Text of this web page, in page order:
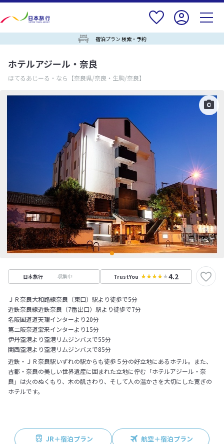
宿泊プラン 検索・予約
ホテルアジール・奈良
ほてるあじーる・なら 【奈良県/奈良・生駒/奈良】
日本旅行 収集中 TrustYou 4.2
ＪＲ奈良大和路線奈良（東口）駅より徒歩で5分
近鉄奈良線近鉄奈良（7番出口）駅より徒歩で7分
名阪国道道天理インターより20分
第二阪奈道宝来インターより15分
伊丹空港より空港リムジンバスで55分
関西空港より空港リムジンバスで85分
近鉄・ＪＲ奈良駅いずれの駅からも徒歩５分の好立地にあるホテル。また、
古都・奈良の美しい世界遺産に囲まれた立地に佇む「ホテルアジール・奈
良」は火のぬくもり、木の肌さわり、そして人の温かさを大切にした寛ぎの
ホテルです。
JR＋宿泊プラン 航空＋宿泊プラン